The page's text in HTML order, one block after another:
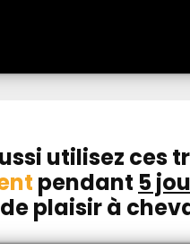
utilisez ces
pendant 5
plaisir à